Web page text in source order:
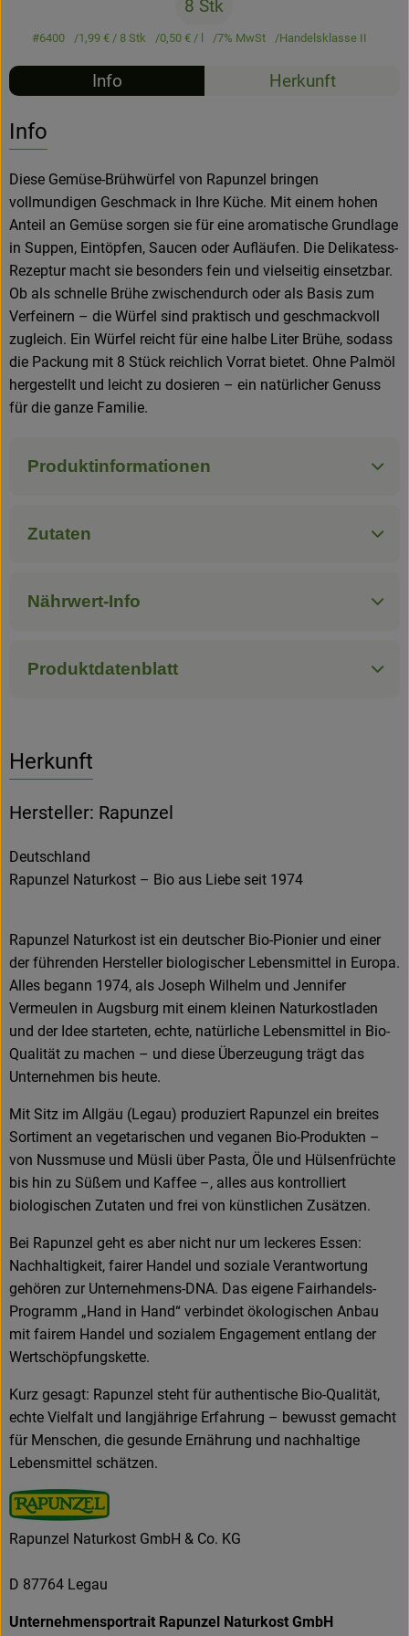
Hofladen
8 Stk
#6400 1,99 €/ 8 Stk 0,50 €/ l 7% MwSt Handelsklasse II
Info Herkunft
Info
Diese Gemüse-Brühwürfel von Rapunzel bringen
vollmundigen Geschmack in Ihre Küche. Mit einem hohen
Anteil an Gemüse sorgen sie für eine aromatische Grundlage
in Suppen, Eintöpfen, Saucen oder Aufläufen. Die Delikatess-
Rezeptur macht sie besonders fein und vielseitig einsetzbar.
Ob als schnelle Brühe zwischendurch oder als Basis zum
Verfeinern – die Würfel sind praktisch und geschmackvoll
zugleich. Ein Würfel reicht für eine halbe Liter Brühe, sodass
die Packung mit 8 Stück reichlich Vorrat bietet. Ohne Palmöl
hergestellt und leicht zu dosieren – ein natürlicher Genuss
für die ganze Familie.
Produktinformationen
Zutaten
Nährwert-Info
Produktdatenblatt
Herkunft
Hersteller: Rapunzel
Deutschland
Rapunzel Naturkost – Bio aus Liebe seit 1974
Rapunzel Naturkost ist ein deutscher Bio-Pionier und einer
der führenden Hersteller biologischer Lebensmittel in Europa.
Alles begann 1974, als Joseph Wilhelm und Jennifer
Vermeulen in Augsburg mit einem kleinen Naturkostladen
und der Idee starteten, echte, natürliche Lebensmittel in Bio-
Qualität zu machen – und diese Überzeugung trägt das
Unternehmen bis heute.
Mit Sitz im Allgäu (Legau) produziert Rapunzel ein breites
Sortiment an vegetarischen und veganen Bio-Produkten –
von Nussmuse und Müsli über Pasta, Öle und Hülsenfrüchte
bis hin zu Süßem und Kaffee –, alles aus kontrolliert
biologischen Zutaten und frei von künstlichen Zusätzen.
Bei Rapunzel geht es aber nicht nur um leckeres Essen:
Nachhaltigkeit, fairer Handel und soziale Verantwortung
gehören zur Unternehmens-DNA. Das eigene Fairhandels-
Programm „Hand in Hand“ verbindet ökologischen Anbau
mit fairem Handel und sozialem Engagement entlang der
Wertschöpfungskette.
Kurz gesagt: Rapunzel steht für authentische Bio-Qualität,
echte Vielfalt und langjährige Erfahrung – bewusst gemacht
für Menschen, die gesunde Ernährung und nachhaltige
Lebensmittel schätzen.
Rapunzel Naturkost GmbH & Co. KG
D 87764 Legau
Unternehmensportrait Rapunzel Naturkost GmbH